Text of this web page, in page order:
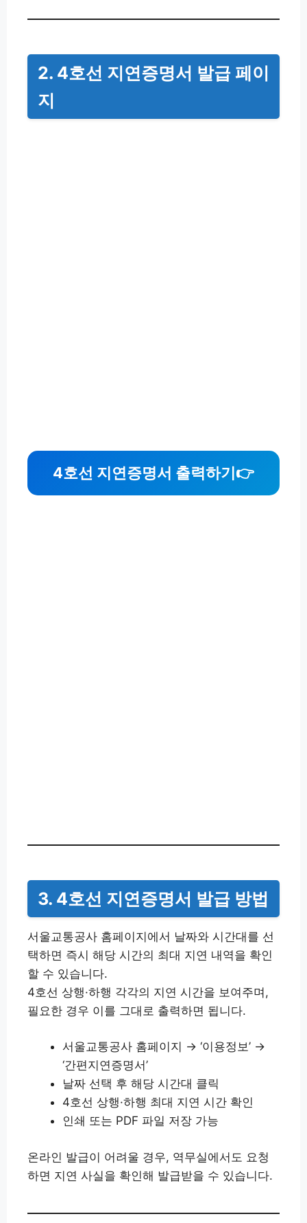
2. 4호선 지연증명서 발급 페이
지
4호선 지연증명서 출력하기 👉
3. 4호선 지연증명서 발급 방법
서울교통공사 홈페이지에서 날짜와 시간대를 선
택하면 즉시 해당 시간의 최대 지연 내역을 확인
할 수 있습니다.
4호선 상행·하행 각각의 지연 시간을 보여주며,
필요한 경우 이를 그대로 출력하면 됩니다.
서울교통공사 홈페이지 → ‘이용정보’ →
‘간편지연증명서’
날짜 선택 후 해당 시간대 클릭
4호선 상행·하행 최대 지연 시간 확인
인쇄 또는 PDF 파일 저장 가능
온라인 발급이 어려울 경우, 역무실에서도 요청
하면 지연 사실을 확인해 발급받을 수 있습니다.